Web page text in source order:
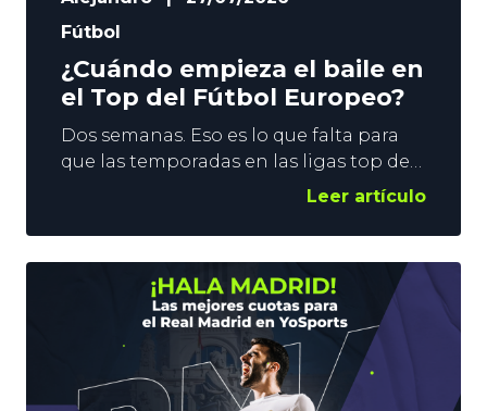
Fútbol
¿Cuándo empieza el baile en
el Top del Fútbol Europeo?
Dos semanas. Eso es lo que falta para
que las temporadas en las ligas top del
Fútbol Europeo se pongan en marcha.
levanta el telón en Inglaterra, Francia y
España, y una semana después le
llegará el turno a Alemania e Italia. En
YoSports damos un
Leer artículo